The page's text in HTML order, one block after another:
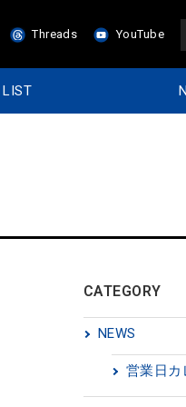
Threads YouTube
LIST
CATEGORY
NEWS
営業日カ